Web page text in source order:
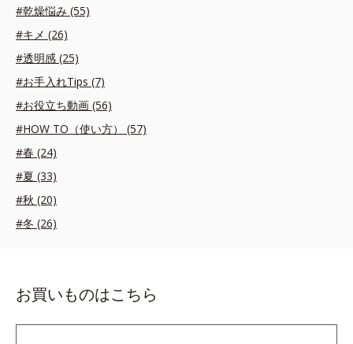
#乾燥悩み (55)
#キメ (26)
#透明感 (25)
#お手入れTips (7)
#お役立ち動画 (56)
#HOW TO（使い方） (57)
#春 (24)
#夏 (33)
#秋 (20)
#冬 (26)
お買いものはこちら